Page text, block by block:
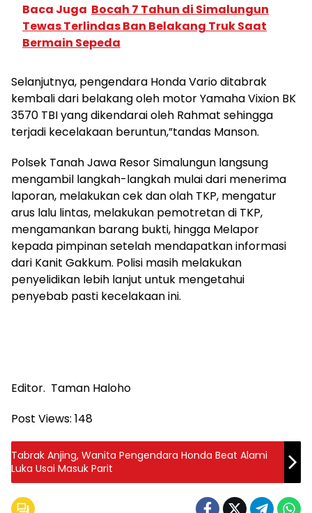
Baca Juga Bocah 7 Tahun di Simalungun
Tewas Terlindas Ban Belakang Truk Saat
Bermain Sepeda
Selanjutnya, pengendara Honda Vario ditabrak
kembali dari belakang oleh motor Yamaha Vixion BK
3570 TBI yang dikendarai oleh Rahmat sehingga
terjadi kecelakaan beruntun,”tandas Manson.
Polsek Tanah Jawa Resor Simalungun langsung
mengambil langkah-langkah mulai dari menerima
laporan, melakukan cek dan olah TKP, mengatur
arus lalu lintas, melakukan pemotretan di TKP,
mengamankan barang bukti, hingga Melapor
kepada pimpinan setelah mendapatkan informasi
dari Kanit Gakkum. Polisi masih melakukan
penyelidikan lebih lanjut untuk mengetahui
penyebab pasti kecelakaan ini.
Editor. Taman Haloho
Post Views: 148
Tabrak Anjing, Wanita Pengendara Honda Beat Alami
Luka Usai Masuk Parit